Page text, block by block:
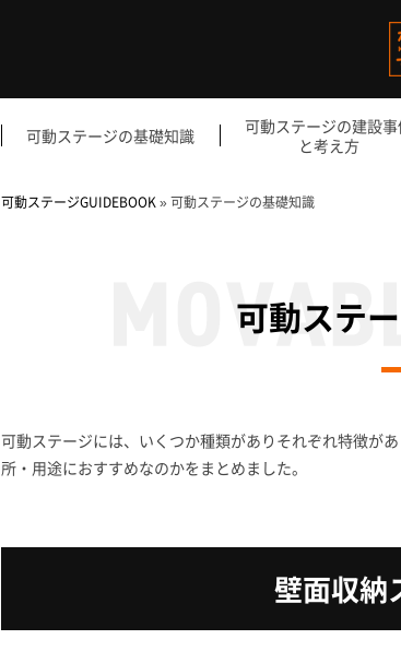
可動ステージの基礎知識
可動ステージの建設事
と考え方
可動ステージGUIDEBOOK » 可動ステージの基礎知識
可動ステ
可動ステージには、いくつか種類がありそれぞれ特徴が
所・用途におすすめなのかをまとめました。
壁面収納